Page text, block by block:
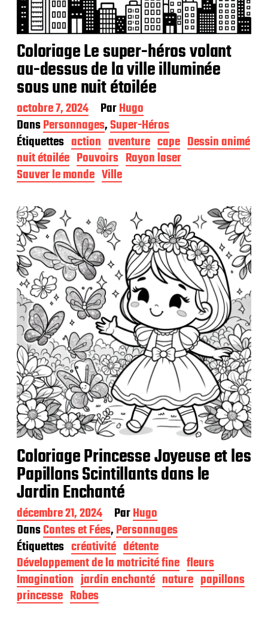
Coloriage Le super-héros volant
au-dessus de la ville illuminée
sous une nuit étoilée
D
a
t
e
d
e
p
b
l
i
c
a
t
i
o
n
octobre 7, 2024 ParHugo
DansPersonnages,Super-Héros
Étiquettes action aventure cape Dessin animé
nuit étoilée Pouvoirs Rayon laser
Sauver le monde Ville
Coloriage Princesse Joyeuse et les
Papillons Scintillants dans le
Jardin Enchanté
D
a
t
e
d
e
p
u
b
décembre 21, 2024 ParHugo
DansContes et Fées,Personnages
Étiquettes créativité détente
Développement de la motricité fine fleurs
Imagination jardin enchanté nature papillons
princesse Robes